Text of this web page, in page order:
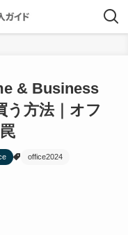
& Business
う方法｜オフ
office2024